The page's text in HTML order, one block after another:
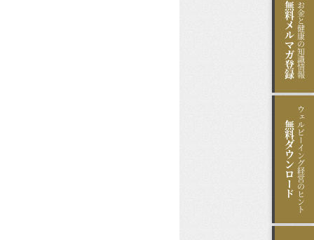
お金と健康の知識情報
無料
メルマガ登録
ウェルビーイング経営のヒント
無料
ダウンロード